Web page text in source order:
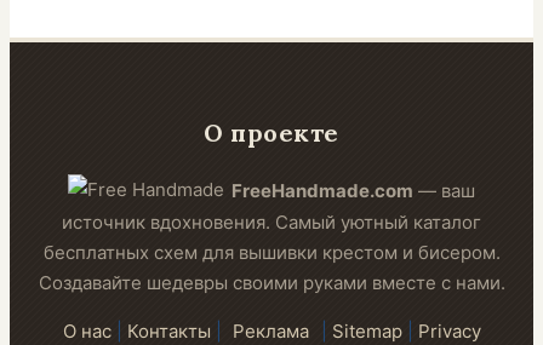
О проекте
FreeHandmade.com — ваш
источник вдохновения. Самый уютный каталог
бесплатных схем для вышивки крестом и бисером.
Создавайте шедевры своими руками вместе с нами.
О нас Контакты Реклама Sitemap Privacy